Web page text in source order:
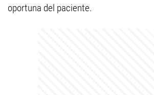
oportuna del paciente.